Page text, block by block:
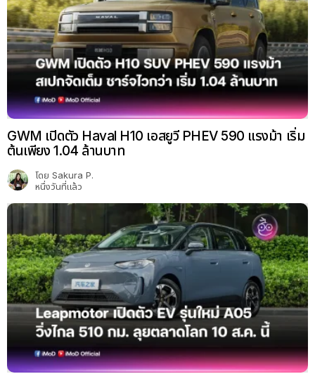
GWM เปิดตัว Haval H10 เอสยูวี PHEV 590 แรงม้า เริ่ม
ต้นเพียง 1.04 ล้านบาท
โดย Sakura P.
หนึ่งวันที่แล้ว